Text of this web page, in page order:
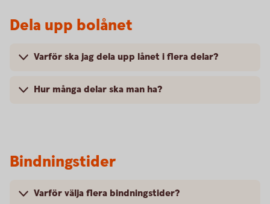
Dela upp bolånet
Varför ska jag dela upp lånet i flera delar?
Hur många delar ska man ha?
Bindningstider
Varför välja flera bindningstider?